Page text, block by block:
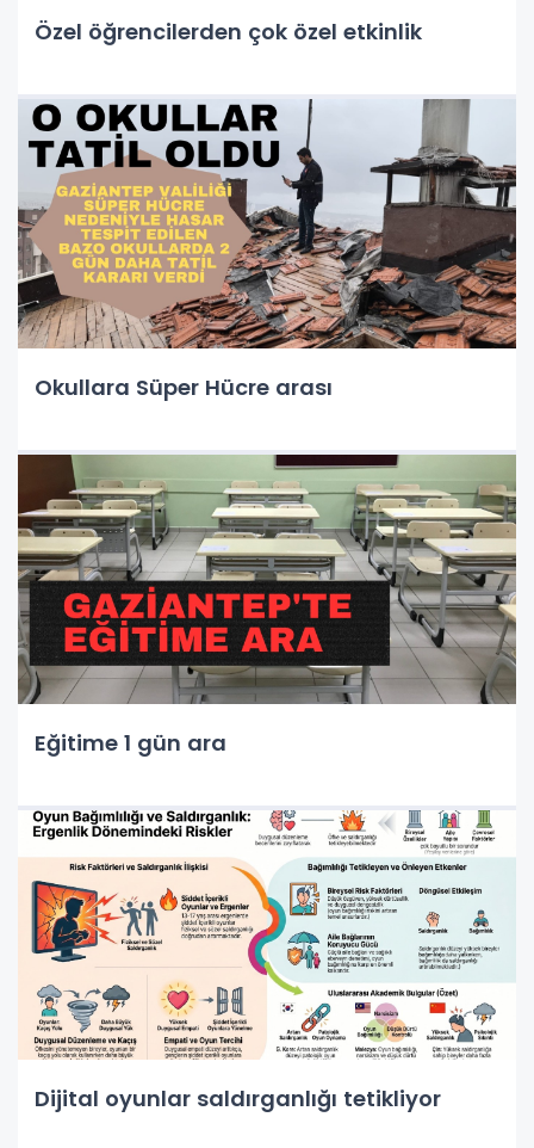
Özel öğrencilerden çok özel etkinlik
Okullara Süper Hücre arası
Eğitime 1 gün ara
Dijital oyunlar saldırganlığı tetikliyor